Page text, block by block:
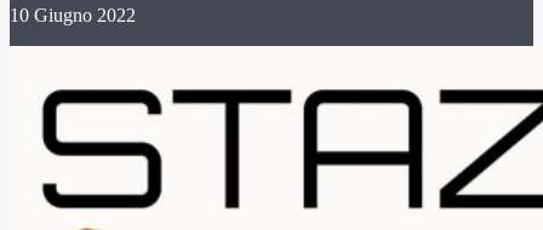
10 Giugno 2022